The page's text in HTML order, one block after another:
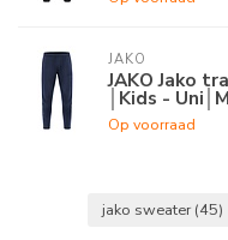
JAKO
JAKO Jako
│Kids -
Op voorraad
jako sweater (45)